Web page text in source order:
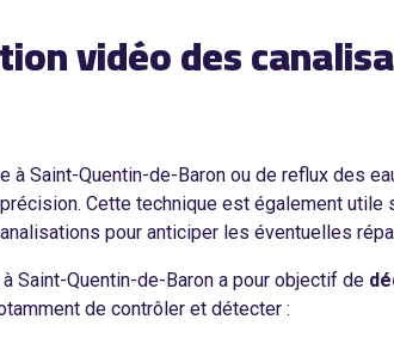
vidéo des
Saint-Quentin-de-Baron ou de reflux des
Cette technique est également
pour anticiper les éventuelles
Saint-Quentin-de-Baron a pour objectif de
de contrôler et détecter :